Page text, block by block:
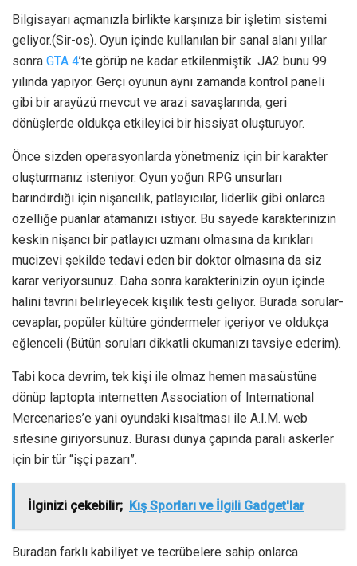
Bilgisayarı açmanızla birlikte karşınıza bir işletim sistemi
geliyor.(Sir-os). Oyun içinde kullanılan bir sanal alanı yıllar
sonra GTA 4’te görüp ne kadar etkilenmiştik. JA2 bunu 99
yılında yapıyor. Gerçi oyunun aynı zamanda kontrol paneli
gibi bir arayüzü mevcut ve arazi savaşlarında, geri
dönüşlerde oldukça etkileyici bir hissiyat oluşturuyor.
Önce sizden operasyonlarda yönetmeniz için bir karakter
oluşturmanız isteniyor. Oyun yoğun RPG unsurları
barındırdığı için nişancılık, patlayıcılar, liderlik gibi onlarca
özelliğe puanlar atamanızı istiyor. Bu sayede karakterinizin
keskin nişancı bir patlayıcı uzmanı olmasına da kırıkları
mucizevi şekilde tedavi eden bir doktor olmasına da siz
karar veriyorsunuz. Daha sonra karakterinizin oyun içinde
halini tavrını belirleyecek kişilik testi geliyor. Burada sorular-
cevaplar, popüler kültüre göndermeler içeriyor ve oldukça
eğlenceli (Bütün soruları dikkatli okumanızı tavsiye ederim).
Tabi koca devrim, tek kişi ile olmaz hemen masaüstüne
dönüp laptopta internetten Association of International
Mercenaries’e yani oyundaki kısaltması ile A.I.M. web
sitesine giriyorsunuz. Burası dünya çapında paralı askerler
için bir tür “işçi pazarı”.
İlginizi çekebilir; Kış Sporları ve İlgili Gadget'lar
Buradan farklı kabiliyet ve tecrübelere sahip onlarca